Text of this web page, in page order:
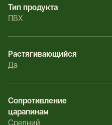
Тип продукта
ПВХ
Растягивающийся
Да
Сопротивление
царапинам
Средний